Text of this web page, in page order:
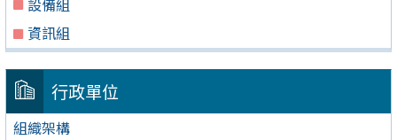
資訊組
行政單位
組織架構